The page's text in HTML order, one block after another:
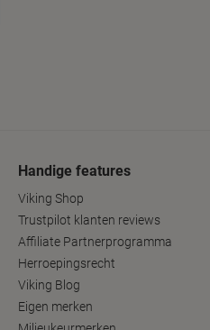
Handige features
Viking Shop
Trustpilot klanten reviews
Affiliate Partnerprogramma
Herroepingsrecht
Viking Blog
Eigen merken